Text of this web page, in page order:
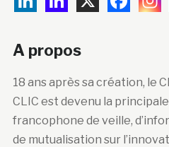
A propos
18 ans après sa création, le
CLIC est devenu la
francophone de veille,
de mutualisation sur